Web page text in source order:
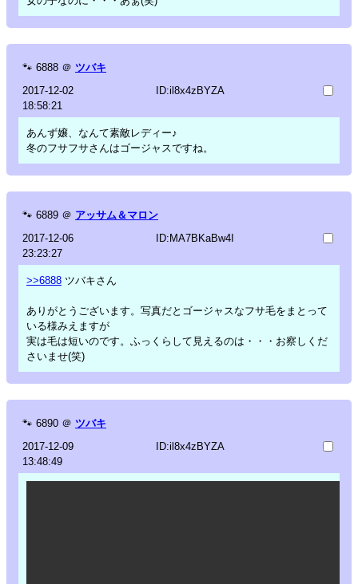
🐾 6888 ＠ ツバキ
2017-12-02
18:58:21
ID:il8x4zBYZA
あんず嬢、なんて素敵レディー♪
冬のフサフサさんはゴージャスですね。
🐾 6889 ＠ アッサム＆マロン
2017-12-06
23:23:27
ID:MA7BKaBw4I
>>6888 ツバキさん
ありがとうございます。写真だとゴージャスなフサ毛をまとって
いる様みえますが
実は毛は短いのです。ふっくらして見えるのは・・・お察しくだ
さいませ(笑)
🐾 6890 ＠ ツバキ
2017-12-09
13:48:49
ID:il8x4zBYZA